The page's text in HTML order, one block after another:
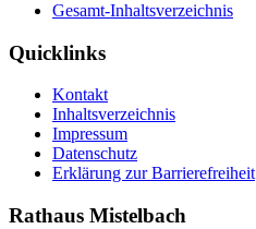
Gesamt-Inhaltsverzeichnis
Quicklinks
Kontakt
Inhaltsverzeichnis
Impressum
Datenschutz
Erklärung zur Barrierefreiheit
Rathaus Mistelbach